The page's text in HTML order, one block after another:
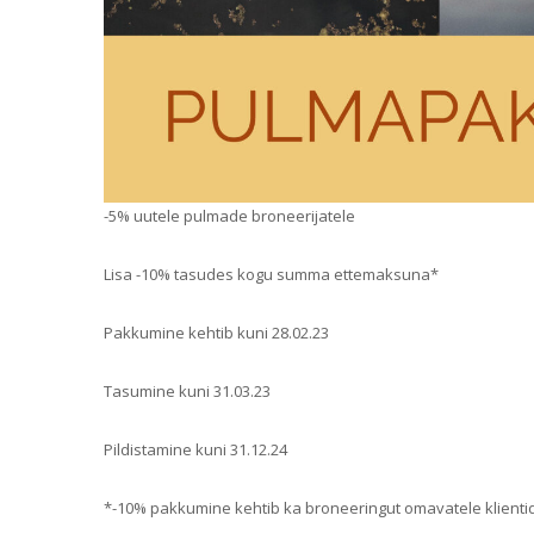
-5% uutele pulmade broneerijatele
Lisa -10% tasudes kogu summa ettemaksuna*
Pakkumine kehtib kuni 28.02.23
Tasumine kuni 31.03.23
Pildistamine kuni 31.12.24
*-10% pakkumine kehtib ka broneeringut omavatele